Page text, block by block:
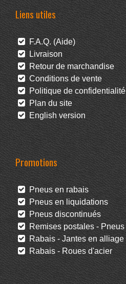
Liens utiles
F.A.Q. (Aide)
Livraison
Retour de marchandise
Conditions de vente
Politique de confidentialité
Plan du site
English version
Promotions
Pneus en rabais
Pneus en liquidations
Pneus discontinués
Remises postales - Pneus
Rabais - Jantes en alliage
Rabais - Roues d'acier